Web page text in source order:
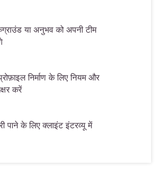
या अनुभव को अपनी टीम
निर्माण के लिए नियम और
करें
पाने के लिए क्लाइंट इंटरव्यू में